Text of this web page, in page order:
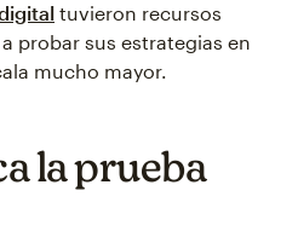
tuvieron recursos
probar sus estrategias en
mucho mayor.
la prueba